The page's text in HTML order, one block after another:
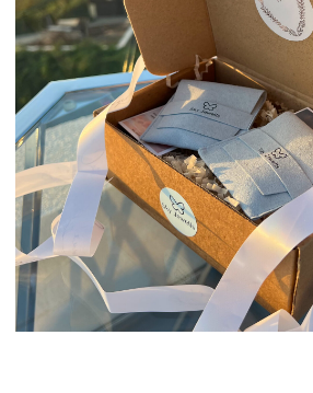
Ювелирные украшения
Новинки
ПОКУПАТЕЛЯМ
О бренде
Рекомендации по уходу
Оплата и доставка
Возврат и обмен
КОНТАКТЫ
+7 993 918 75 23
info@sky-jewells.ru
Политика обработки персональных данных
Публичная оферта
Разработка сайта
*Instagram (Meta Platforms) запрещен в РФ